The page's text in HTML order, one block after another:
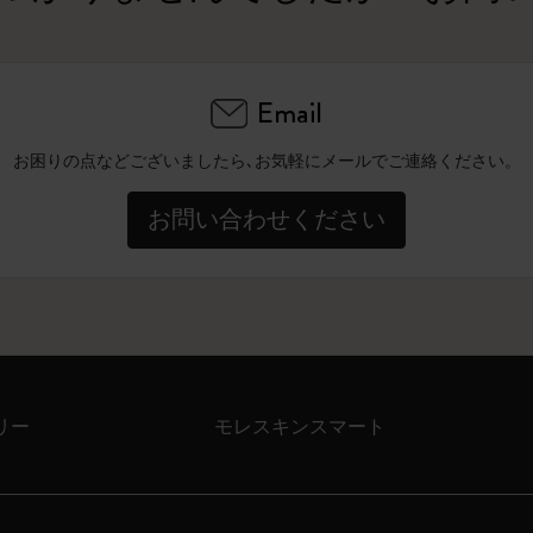
Email
お困りの点などございましたら､お気軽にメールでご連絡ください。
お問い合わせください
ー モレスキンスマート